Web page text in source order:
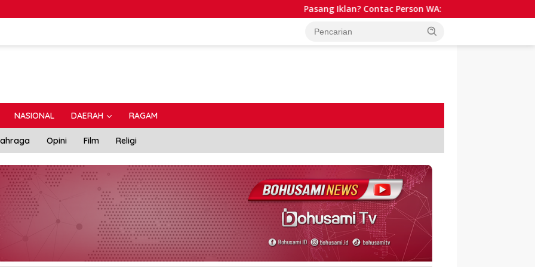
Pasang Iklan? Contac Person WA: 081341511701
NASIONAL DAERAH RAGAM
Opini Film Religi